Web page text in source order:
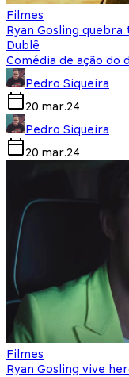
Filmes
Ryan Gosling
Dublê
Comédia de ação do
Pedro Siqueira
20.mar.24
Pedro Siqueira
20.mar.24
Filmes
Ryan Gosling vive